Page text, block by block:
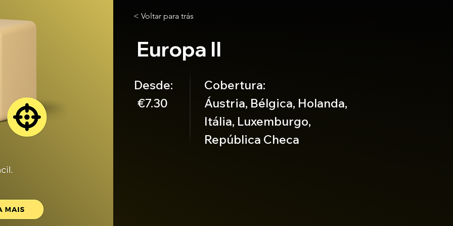
< Voltar para trás
Europa II
Desde:
Cobertura:
Áustria, Bélgica, Holanda,
Itália, Luxemburgo,
República Checa
€7.30